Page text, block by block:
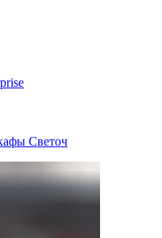
Светоч